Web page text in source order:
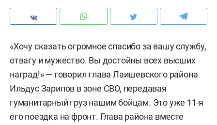
«Хочу сказать огромное спасибо за вашу службу,
отвагу и мужество. Вы достойны всех высших
наград!» — говорил глава Лаишевского района
Ильдус Зарипов в зоне СВО, передавая
гуманитарный груз нашим бойцам. Это уже 11-я
его поездка на фронт. Глава района вместе